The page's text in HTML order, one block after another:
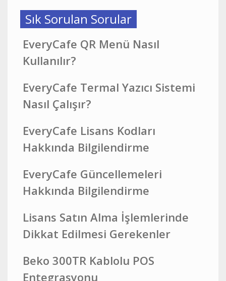
Sık Sorulan Sorular
EveryCafe QR Menü Nasıl
Kullanılır?
EveryCafe Termal Yazıcı Sistemi
Nasıl Çalışır?
EveryCafe Lisans Kodları
Hakkında Bilgilendirme
EveryCafe Güncellemeleri
Hakkında Bilgilendirme
Lisans Satın Alma İşlemlerinde
Dikkat Edilmesi Gerekenler
Beko 300TR Kablolu POS
Entegrasyonu